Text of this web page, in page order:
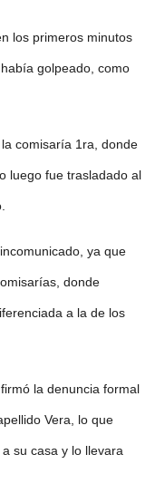
los primeros minutos
golpeado, como
comisaría 1ra, donde
luego fue trasladado al
ya que
donde
a la de los
la denuncia formal
Vera, lo que
su casa y lo llevara